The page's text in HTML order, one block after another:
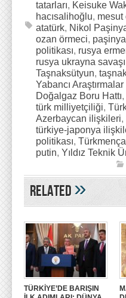
tatarları, Keisuke
hacısalihoğlu, mesut
atatürk, Nikol
ozan örmeci,
politikası, rusya
rusya ukrayna savaşı
Taşnaksütyun,
Yabancı
Doğalgaz Boru Hattı,
türk milliyetçiliği,
Azerbaycan ilişkileri,
türkiye-japonya
politikası,
putin, Yıldız Teknik
Related»
TÜRKİYE’DE BARIŞIN